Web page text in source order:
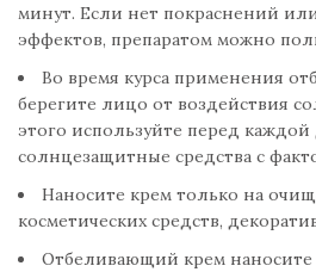
минут. Если нет покраснений
эффектов, препаратом можно
Во время курса применения
берегите лицо от воздействия
этого используйте перед
солнцезащитные средства с
Наносите крем только на
косметических средств,
Отбеливающий крем наносите